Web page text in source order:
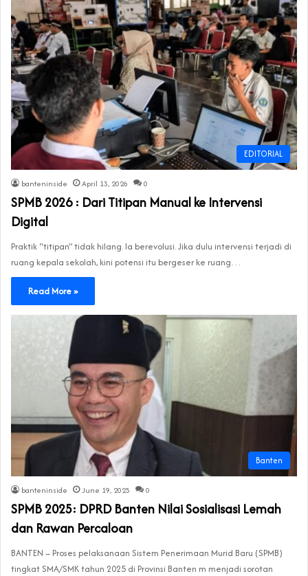
EDITORIAL
banteninside April 13, 2026 0
SPMB 2026 : Dari Titipan Manual ke Intervensi
Digital
Praktik “titipan” tidak hilang. Ia berevolusi. Jika dulu intervensi terjadi di
ruang kepala sekolah, kini potensi itu bergeser ke ruang…
Read More »
Banten
banteninside June 19, 2025 0
SPMB 2025: DPRD Banten Nilai Sosialisasi Lemah
dan Rawan Percaloan
BANTEN – Proses pelaksanaan Sistem Penerimaan Murid Baru (SPMB)
tingkat SMA/SMK tahun 2025 di Provinsi Banten m menjadi sorotan